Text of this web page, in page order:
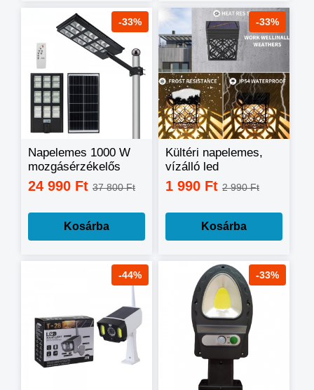
-33%
Napelemes 1000 W
mozgásérzékelős
kerti, utcai
szolárlámpa
24 990 Ft 37 800 Ft
Kosárba
-33%
Kültéri napelemes,
vízálló led
dekorlámpa
1 990 Ft 2 990 Ft
Kosárba
-44% -33%